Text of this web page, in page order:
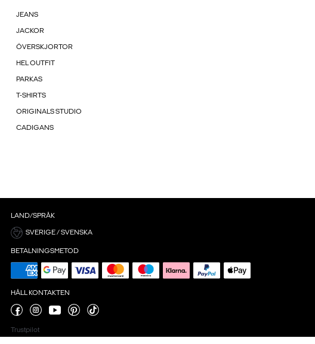
JEANS
JACKOR
ÖVERSKJORTOR
HEL OUTFIT
PARKAS
T-SHIRTS
ORIGINALS STUDIO
CADIGANS
LAND/SPRÅK
SVERIGE / SVENSKA
BETALNINGSMETOD
HÅLL KONTAKTEN
Trustpilot